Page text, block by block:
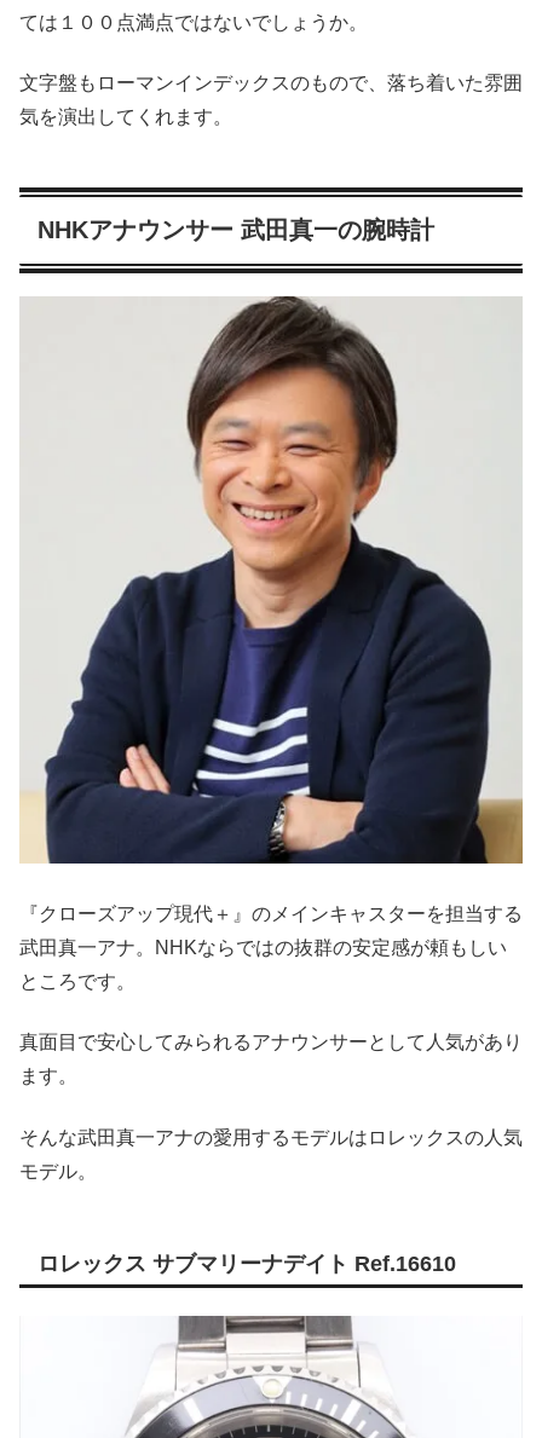
ては１００点満点ではないでしょうか。
文字盤もローマンインデックスのもので、落ち着いた雰囲
気を演出してくれます。
NHKアナウンサー 武田真一の腕時計
『クローズアップ現代＋』のメインキャスターを担当する
武田真一アナ。NHKならではの抜群の安定感が頼もしい
ところです。
真面目で安心してみられるアナウンサーとして人気があり
ます。
そんな武田真一アナの愛用するモデルはロレックスの人気
モデル。
ロレックス サブマリーナデイト Ref.16610